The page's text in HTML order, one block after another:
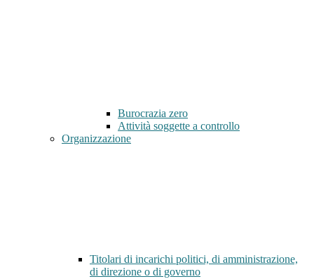
Burocrazia zero
Attività soggette a controllo
Organizzazione
Titolari di incarichi politici, di amministrazione,
di direzione o di governo